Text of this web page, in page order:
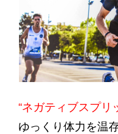
“ネガティブスプリ
ゆっくり体力を温